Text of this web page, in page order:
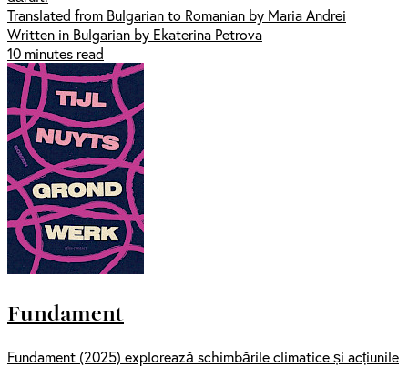
Translated from Bulgarian to Romanian by Maria Andrei
Written in Bulgarian by Ekaterina Petrova
10 minutes read
Fundament
Fundament (2025) explorează schimbările climatice și acțiunile